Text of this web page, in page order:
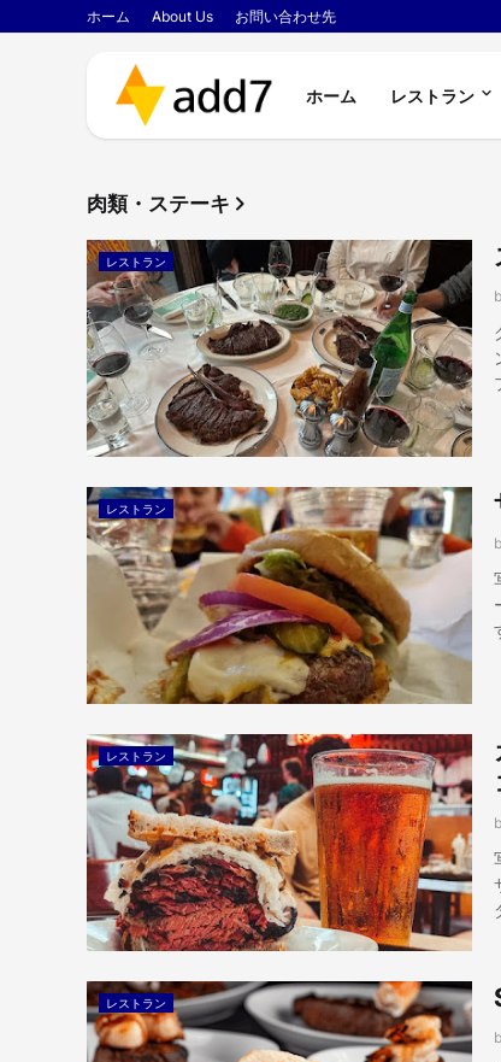
ホーム About Us お問い合わせ先
ホーム レストラン
肉類・ステーキ
レストラン
レストラン
レストラン
レストラン